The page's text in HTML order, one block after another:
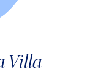
Villa